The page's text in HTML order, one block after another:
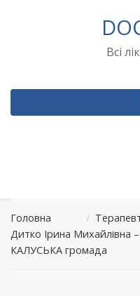
Всі
Головна /
Дитко Ірина Михайлівна
КАЛУСЬКА громада